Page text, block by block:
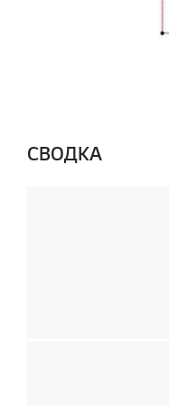
СВОДКА